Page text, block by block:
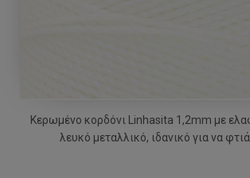
Κερωμένο κορδόνι Linhasita 1,2mm με
λευκό μεταλλικό, ιδανικό για να